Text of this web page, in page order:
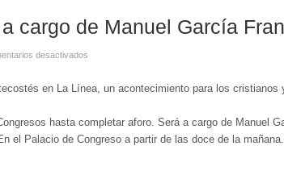
cargo de Manuel García
desactivados
en La Línea, un acontecimiento para los cristianos
hasta completar aforo. Será a cargo de Manuel
el Palacio de Congreso a partir de las doce de la mañana.